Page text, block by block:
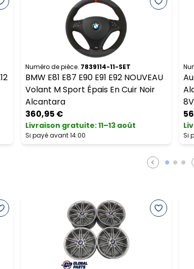
Numéro de pièce. 7839114-11-SET
BMW E81 E87 E90 E91 E92 NOUVEAU
Volant M Sport Épais En Cuir Noir
Alcantara
360,95 €
Livraison gratuite:11–13 août
Si payé avant 14:00 Si